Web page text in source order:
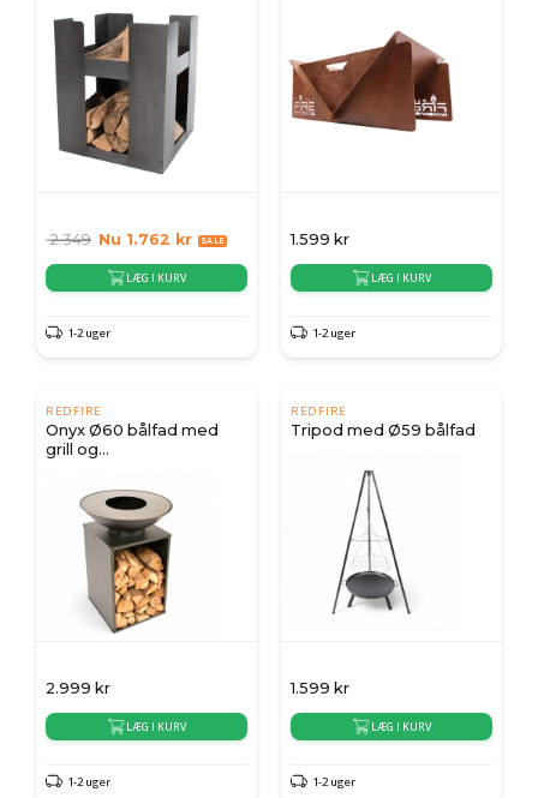
2.349 Nu 1.762 kr
LÆG I KURV
1-2 uger
1.599 kr
LÆG I KURV
1-2 uger
REDFIRE
Onyx Ø60 bålfad med
grill og
2.999 kr
LÆG I KURV
1-2 uger
REDFIRE
Tripod med Ø59 bålfad
1.599 kr
LÆG I KURV
1-2 uger